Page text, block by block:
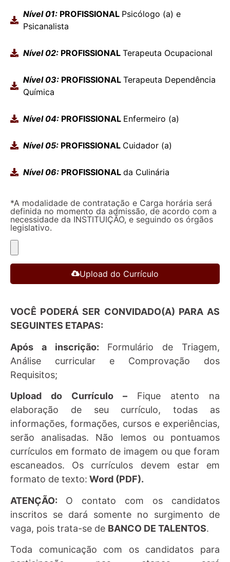
Nível 01: PROFISSIONAL Psicólogo (a) e
Psicanalista
Nível 02: PROFISSIONAL Terapeuta Ocupacional
Nível 03: PROFISSIONAL Terapeuta Dependência
Química
Nível 04: PROFISSIONAL Enfermeiro (a)
Nível 05: PROFISSIONAL Cuidador (a)
Nível 06: PROFISSIONAL da Culinária
*A modalidade de contratação e Carga horária será
definida no momento da admissão, de acordo com a
necessidade da INSTITUIÇÃO, e seguindo os órgãos
legislativo.
Upload do Currículo
VOCÊ PODERÁ SER CONVIDADO(A) PARA AS
SEGUINTES ETAPAS:
Após a inscrição: Formulário de Triagem,
Análise curricular e Comprovação dos
Requisitos;
Upload do Currículo – Fique atento na
elaboração de seu currículo, todas as
informações, formações, cursos e experiências,
serão analisadas. Não lemos ou pontuamos
currículos em formato de imagem ou que foram
escaneados. Os currículos devem estar em
formato de texto: Word (PDF).
ATENÇÃO: O contato com os candidatos
inscritos se dará somente no surgimento de
vaga, pois trata-se de BANCO DE TALENTOS.
Toda comunicação com os candidatos para